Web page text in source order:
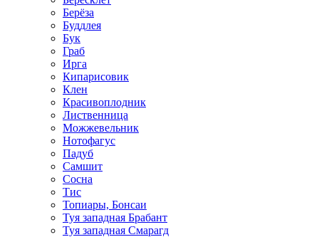
Берёза
Буддлея
Бук
Граб
Ирга
Кипарисовик
Клен
Красивоплодник
Лиственница
Можжевельник
Нотофагус
Падуб
Самшит
Сосна
Тис
Топиары, Бонсаи
Туя западная Брабант
Туя западная Смарагд